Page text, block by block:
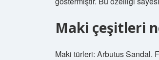
Maki çeşitleri
Maki türleri: Arbutus Sandal.